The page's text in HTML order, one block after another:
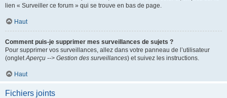
lien « Surveiller ce forum » qui se trouve en bas de page.
Haut
Comment puis-je supprimer mes surveillances de sujets ?
Pour supprimer vos surveillances, allez dans votre panneau de l’utilisateur
(ongletAperçu --> Gestion des surveillances) et suivez les instructions.
Haut
Fichiers joints